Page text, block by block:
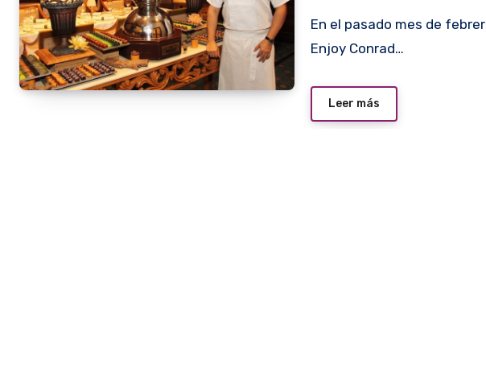
En el pasado mes de febrero se llevó a cabo en el hotel
Enjoy Conrad…
Leer más